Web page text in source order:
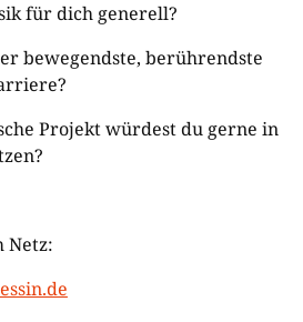
fürdichgenerell?
bewegendste, berührendste
Projektwürdest dugerne in
Netz: